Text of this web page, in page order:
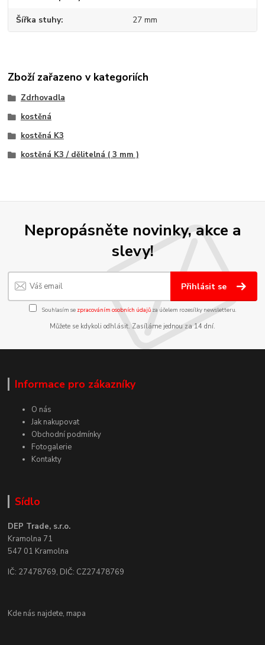
Šířka stuhy 27 mm
Zboží zařazeno v kategoriích
Zdrhovadla
kostěná
kostěná K3
kostěná K3 / dělitelná ( 3 mm )
Nepropásněte novinky, akce a
slevy!
Přihlásit se
Souhlasím se zpracováním osobních údajůza účelem rozesílky newsletteru.
Můžete se kdykoli odhlásit. Zasíláme jednou za 14 dní.
Informace pro zákazníky
O nás
Jak nakupovat
Obchodní podmínky
Fotogalerie
Kontakty
Sídlo
DEP Trade, s.r.o.
Kramolna 71
547 01 Kramolna
IČ: 27478769, DIČ: CZ27478769
Kde nás najdete, mapa